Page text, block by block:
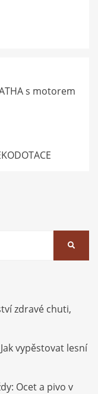
s motorem
zdravé chuti,
vypěstovat lesní
Ocet a pivo v